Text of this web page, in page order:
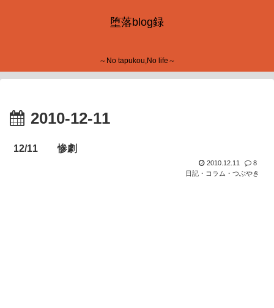
堕落blog録
～No tapukou,No life～
2010-12-11
12/11 惨劇
2010.12.11
8
日記・コラム・つぶやき